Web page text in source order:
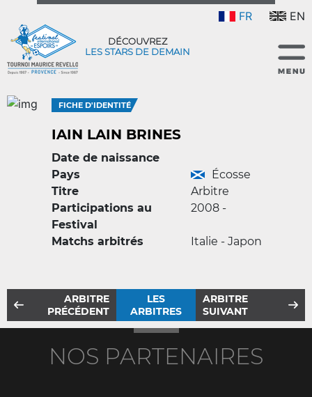
FR EN
DÉCOUVREZ
LES STARS DE DEMAIN
FICHE D'IDENTITÉ
IAIN LAIN BRINES
Date de naissance
Pays
Écosse
Titre
Arbitre
Participations au
Festival
2008 -
Matchs arbitrés Italie - Japon
ARBITRE
PRÉCÉDENT
LES
ARBITRES
ARBITRE
SUIVANT
NOS PARTENAIRES